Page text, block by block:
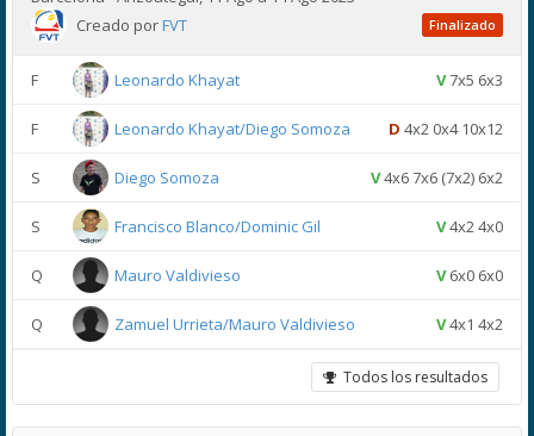
Creado porFVT Finalizado
F Leonardo Khayat V7x5 6x3
F Leonardo Khayat/Diego Somoza D 4x2 0x4 10x12
S Diego Somoza V4x6 7x6 (7x2) 6x2
S Francisco Blanco/Dominic Gil V4x2 4x0
Q Mauro Valdivieso V6x0 6x0
Q Zamuel Urrieta/Mauro Valdivieso V4x1 4x2
Todos los resultados